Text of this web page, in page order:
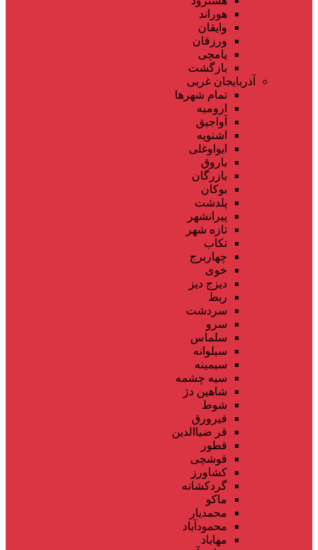
هوراند
وایقان
ورزقان
یامچی
بازگشت
آذربایجان غربی
تمام شهر‌ها
ارومیه
آواجیق
اشنویه
ایواوغلی
باروق
بازرگان
بوکان
پلدشت
پیرانشهر
تازه شهر
تکاب
چهاربرج
خوی
دیزج دیز
ربط
سردشت
سرو
سلماس
سیلوانه
سیمینه
سیه چشمه
شاهین دژ
شوط
فیرورق
قر ضیاالدین
قطور
قوشچی
کشاورز
گردکشانه
ماکو
محمدیار
محمودآباد
مهاباد